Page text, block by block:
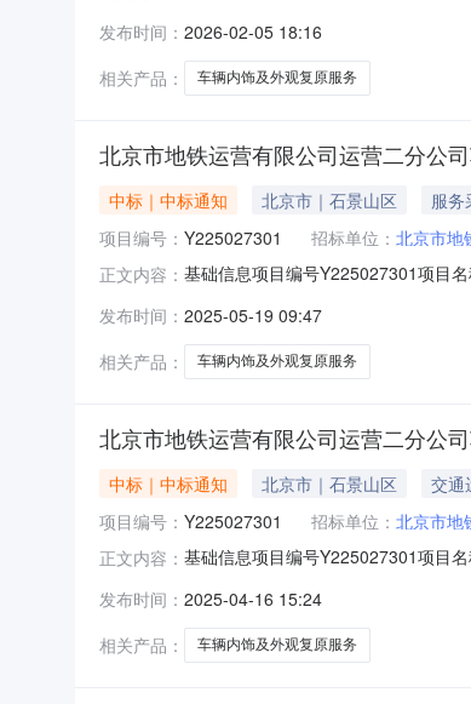
台开关、按钮的铭牌及面板刻字，按
脱落；车
发布时间： 2026-02-05 18:16
相关产品：
车辆内饰及外观复原服务
北京市地铁运营有限公司运营二分公
中标｜中标通知 北京市｜石景山区 服务
项目编号： Y225027301 招标单位： 北京市地
正文内容： 基础信息项目编号Y225027301项目
发布时间： 2025-05-19 09:47
相关产品：
车辆内饰及外观复原服务
北京市地铁运营有限公司运营二分公
中标｜中标通知 北京市｜石景山区 交通
项目编号： Y225027301 招标单位： 北京市地
正文内容： 基础信息项目编号Y225027301项目
公司312,000.002025-04-16
发布时间： 2025-04-16 15:24
相关产品：
车辆内饰及外观复原服务